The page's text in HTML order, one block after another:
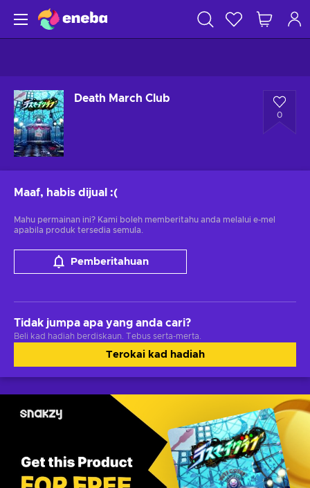
Death March Club
0
Maaf, habis dijual :(
Mahu permainan ini? Kami boleh memberitahu anda melalui e-mel
apabila produk tersedia semula.
Pemberitahuan
Tidak jumpa apa yang anda cari?
Beli kad hadiah berdiskaun. Tebus serta-merta.
Terokai kad hadiah